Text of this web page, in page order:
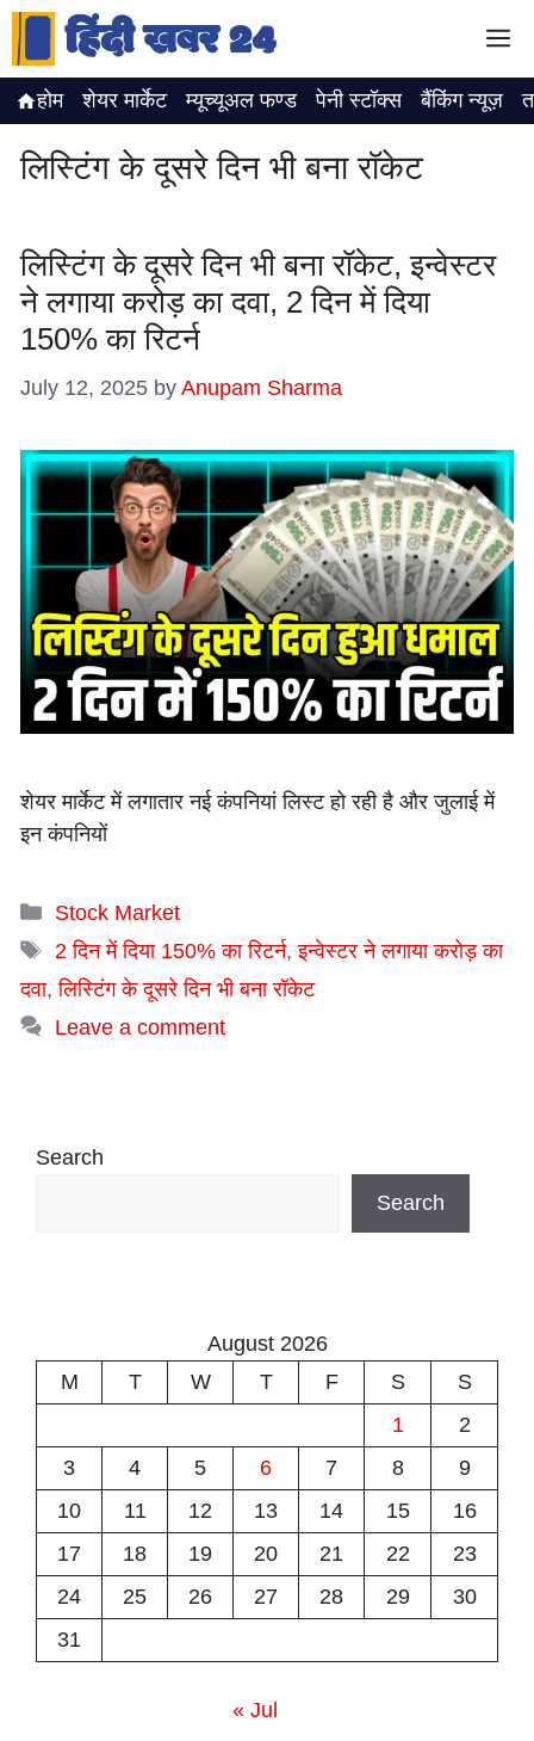
Skip
content
होम शेयर मार्केट म्यूच्यूअल फण्ड पेनी स्टॉक्स बैंकिंग न्यूज़
लिस्टिंग के दूसरे दिन भी बना रॉकेट
लिस्टिंग के दूसरे दिन भी बना रॉकेट, इन्वेस्टर
ने लगाया करोड़ का दवा, 2 दिन में दिया
150% का रिटर्न
July 12, 2025 by Anupam Sharma
शेयर मार्केट में लगातार नई कंपनियां लिस्ट हो रही है और जुलाई में
इन कंपनियों
Categories
Stock Market
Tags
2 दिन में दिया 150% का रिटर्न,इन्वेस्टर ने लगाया करोड़ का
दवा,लिस्टिंग के दूसरे दिन भी बना रॉकेट
Leave a comment
Search
Search
August 2026
M
T W T F S
S
1
2
3
4 5 6 7 8
9
10
11 12 13 14 15
16
17
18 19 20 21 22
23
24
25 26 27 28 29
30
31
« Jul